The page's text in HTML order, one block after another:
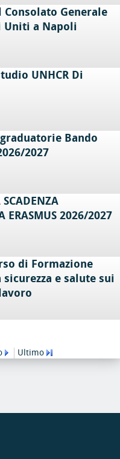
Generale
Uniti a Napoli
UNHCR Di
Bando
2027
SCADENZA
ERASMUS 2026/2027
di Formazione
sicurezza e salute sui
Ultimo